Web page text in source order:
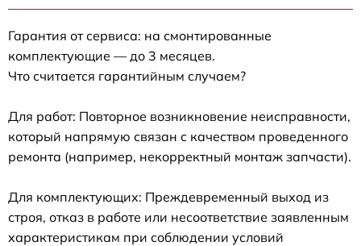
Гарантия от сервиса: на смонтированные
комплектующие — до 3 месяцев.
Что считается гарантийным случаем?
Для работ: Повторное возникновение неисправности,
который напрямую связан с качеством проведенного
ремонта (например, некорректный монтаж запчасти).
Для комплектующих: Преждевременный выход из
строя, отказ в работе или несоответствие заявленным
характеристикам при соблюдении условий